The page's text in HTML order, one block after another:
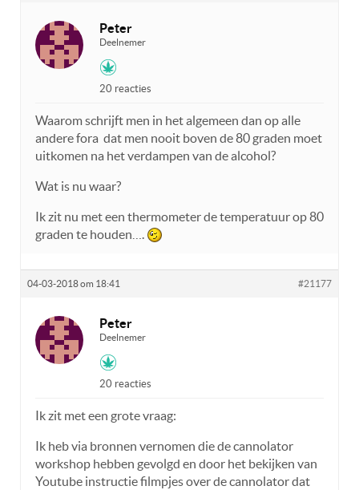
Peter
Deelnemer
20 reacties
Waarom schrijft men in het algemeen dan op alle
andere fora dat men nooit boven de 80 graden moet
uitkomen na het verdampen van de alcohol?
Wat is nu waar?
Ik zit nu met een thermometer de temperatuur op 80
graden te houden….
04-03-2018 om 18:41 #21177
Peter
Deelnemer
20 reacties
Ik zit met een grote vraag:
Ik heb via bronnen vernomen die de cannolator
workshop hebben gevolgd en door het bekijken van
Youtube instructie filmpjes over de cannolator dat